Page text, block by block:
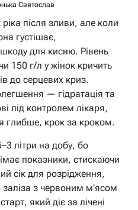
Святослав
після зливи, але коли
густішає,
для кисню. Рівень
150 г/л у жінок кричить
до серцевих криз.
— гідратація та
під контролем лікаря,
глибше, крок за кроком.
літри на добу, бо
показники, стискаючи
сік для розрідження,
з червоним м’ясом
який діє за лічені